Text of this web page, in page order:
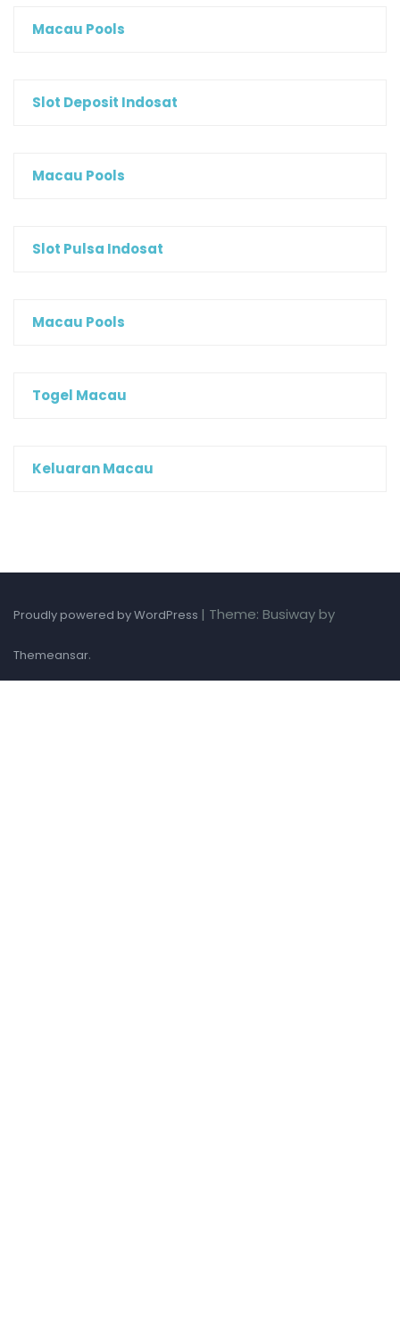
Macau Pools
Slot Deposit Indosat
Macau Pools
Slot Pulsa Indosat
Macau Pools
Togel Macau
Keluaran Macau
Proudly powered by WordPress | Theme: Busiway by
Themeansar.